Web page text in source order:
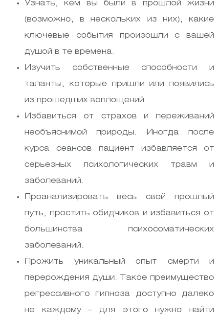
Узнать, кем вы были в прошлой жизни
(возможно, в нескольких из них), какие
ключевые события произошли с вашей
душой в те времена.
Изучить собственные способности и
таланты, которые пришли или появились
из прошедших воплощений.
Избавиться от страхов и переживаний
необъяснимой природы. Иногда после
курса сеансов пациент избавляется от
серьезных психологических травм и
заболеваний.
Проанализировать весь свой прошлый
путь, простить обидчиков и избавиться от
большинства психосоматических
заболеваний.
Прожить уникальный опыт смерти и
перерождения души. Такое преимущество
регрессивного гипноза доступно далеко
не каждому – для этого нужно найти